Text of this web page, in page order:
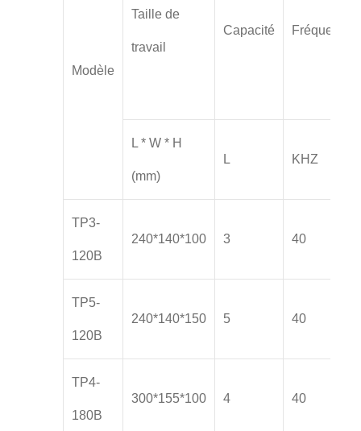
Modèle
Taille de
travail
Capacité Fréquence
L * W * H
(mm)
L KHZ
TP3-
120B
240*140*100 3 40
TP5-
120B
240*140*150 5 40
TP4-
180B
300*155*100 4 40